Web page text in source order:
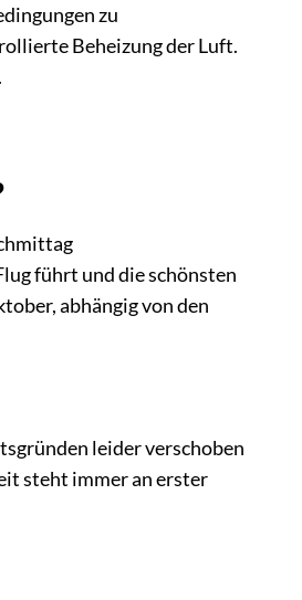
zu
Beheizung der Luft.
führt und die schönsten
abhängig von den
leider verschoben
steht immer an erster